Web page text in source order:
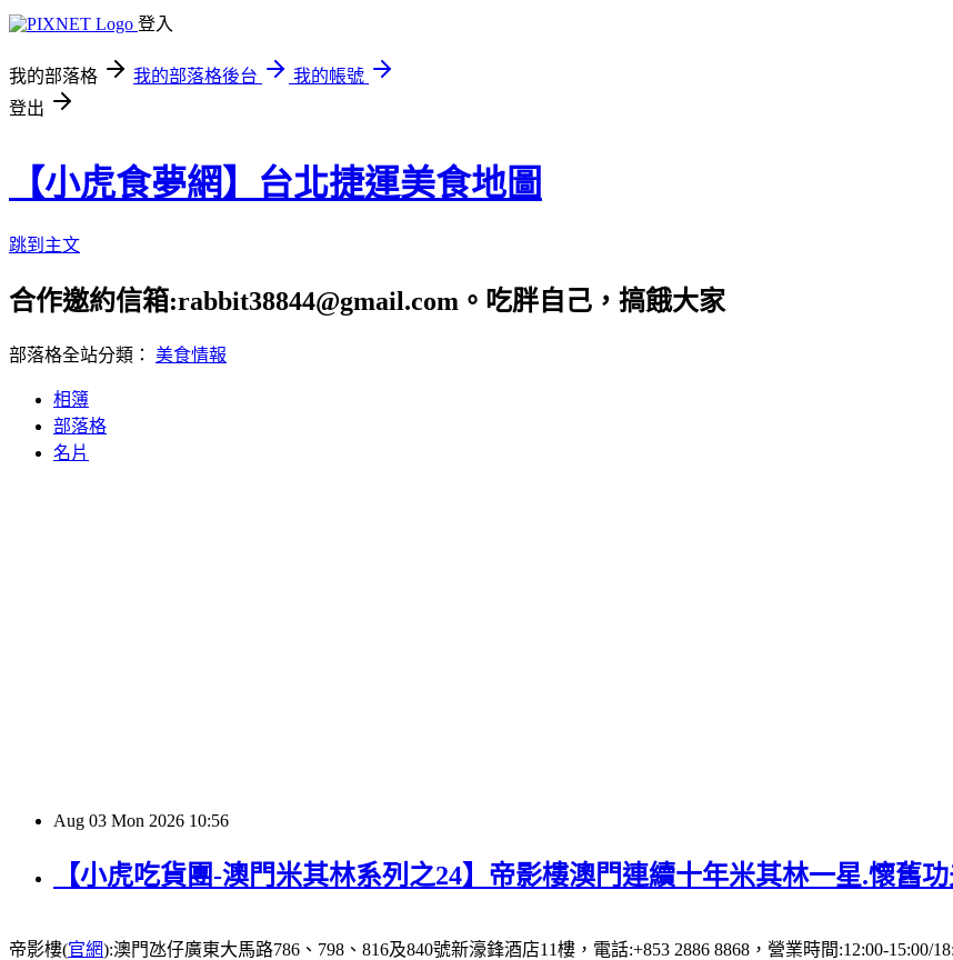
登入
我的部落格 我的部落格後台
我的帳號
登出
【小虎食夢網】台北捷運美食地圖
跳到主文
合作邀約信箱:rabbit38844@gmail.com。吃胖自己，搞餓大家
部落格全站分類： 美食情報
相簿
部落格
名片
Aug 03 Mon 2026 10:56
【小虎吃貨團-澳門米其林系列之24】帝影樓澳門連續十年米其林一星.懷舊
帝影樓(官網):澳門氹仔廣東大馬路786、798、816及840號新濠鋒酒店11樓，電話:+853 2886 8868，營業時間:12:00-15:00/